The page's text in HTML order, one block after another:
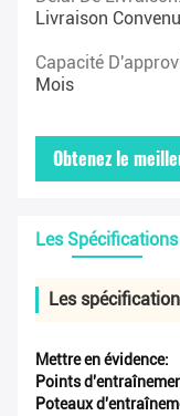
Livraison
Capacité
Mois
Obtenez le
Les Spécifications
Les
Mettre en évidence:
Points
Poteaux